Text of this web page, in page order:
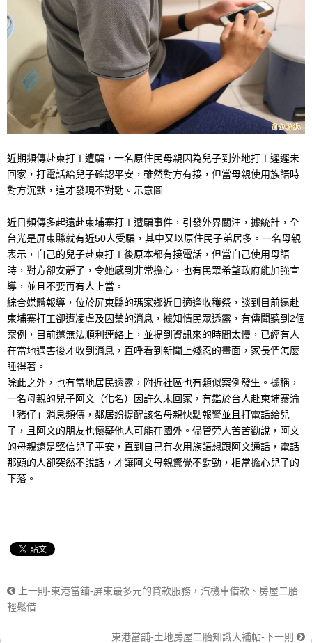
近期頻傳赴柬打工遭騙，一名原住民母親因為兒子到外地打工遲遲未
回家，打電話給兒子確認平安，雖然對方有接，但當母親使用族語時
對方沉默，這才發現不對勁。示意圖
近日頻傳多起遠赴柬埔寨打工遭騙事件，引發外界關注，據統計，全
台光是屏東縣就有近50人受騙，其中又以原住民子弟居多。一名母親
表示，自己的兒子赴柬打工後原本都有接電話，但當自己使用母語
時，對方卻安靜了，令她感到非常擔心，也有民眾希望政府能加強宣
導，並且不要再有人上當。
綜合媒體報導，位於屏東縣的瑪家鄉近日適逢收穫祭，談到目前遠赴
柬埔寨打工卻遭凌虐及囚禁的消息，據知情民眾透露，有傳聞聽到2個
案例，目前還無法順利連絡上，並提到資訊來的時間太慢，已經有人
在當地遇害後才收到消息，直呼看到新聞上殘忍的畫面，家長們怎麼
睡得著。
除此之外，也有當地居民透露，附近社區也有類似案例發生。據稱，
一名母親的兒子阿文（化名）因許久未回家，有鑑於台人赴柬埔寨淪
「豬仔」消息頻傳，鄰居紛提醒該名母親快點報警並且打電話給兒
子，且阿文的朋友也懷疑他人可能在國外。儘管旁人苦苦勸說，阿文
的母親還是堅信兒子平安，直到自己有次用族語想跟阿文通話，電話
那頭的人卻突然不說話，才讓阿文母親驚覺不對勁，相當擔心兒子的
下落。
上一則-東港當舖-屏東最多元的貸款服務，汽機車借款、房屋二胎
輕鬆借
東港當舖-土地房屋二胎知識大補帖-下一則